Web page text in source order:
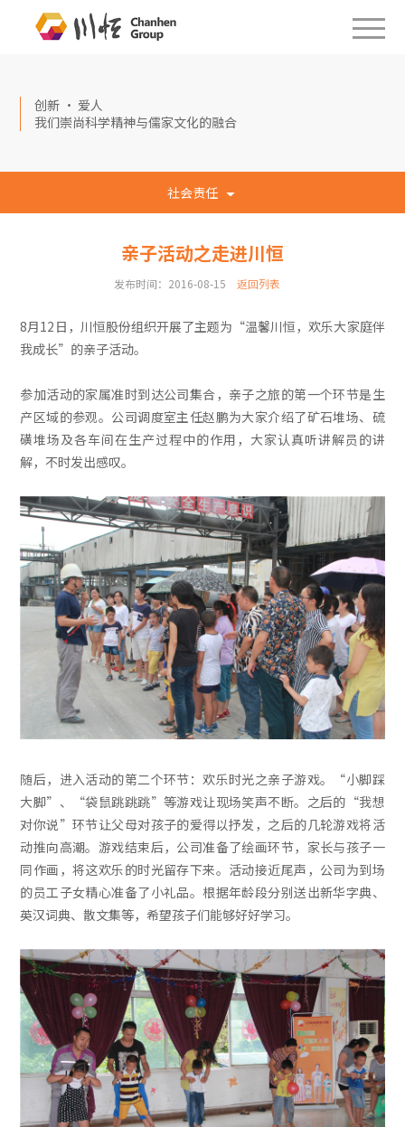
创新 · 爱人
我们崇尚科学精神与儒家文化的融合
社会责任
亲子活动之走进川恒
发布时间：2016-08-15 返回列表
8月12日，川恒股份组织开展了主题为“温馨川恒，欢乐大家庭伴
我成长”的亲子活动。
参加活动的家属准时到达公司集合，亲子之旅的第一个环节是生
产区域的参观。公司调度室主任赵鹏为大家介绍了矿石堆场、硫
磺堆场及各车间在生产过程中的作用，大家认真听讲解员的讲
解，不时发出感叹。
随后，进入活动的第二个环节：欢乐时光之亲子游戏。“小脚踩
大脚”、“袋鼠跳跳跳”等游戏让现场笑声不断。之后的“我想
对你说”环节让父母对孩子的爱得以抒发，之后的几轮游戏将活
动推向高潮。游戏结束后，公司准备了绘画环节，家长与孩子一
同作画，将这欢乐的时光留存下来。活动接近尾声，公司为到场
的员工子女精心准备了小礼品。根据年龄段分别送出新华字典、
英汉词典、散文集等，希望孩子们能够好好学习。